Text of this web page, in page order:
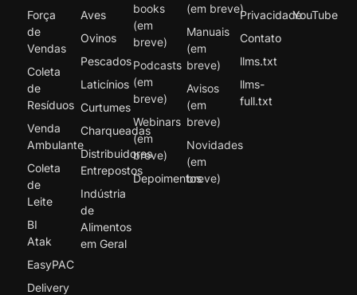
Força
de
Vendas
Coleta
de
Resíduos
Venda
Ambulante
Coleta
de
Leite
BI
Atak
EasyPAC
Delivery
Aves
Ovinos
Pescados
Laticínios
Curtumes
Charqueadas
Distribuidores
Entrepostos
Indústria
de
Alimentos
em Geral
books
(em
breve)
Podcasts
(em
breve)
Webinars
(em
breve)
Depoimentos
(em breve)
Manuais
(em
breve)
Avisos
(em
breve)
Novidades
(em
breve)
Privacidade
Contato
llms.txt
llms-
full.txt
YouTube